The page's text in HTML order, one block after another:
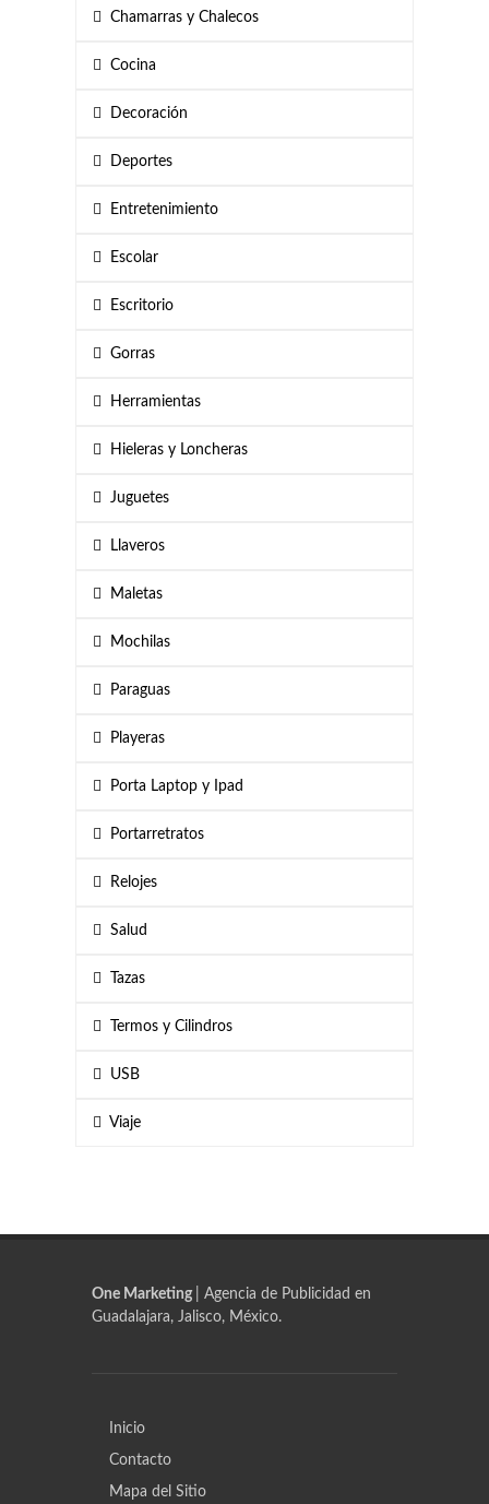
Chamarras y Chalecos
Cocina
Decoración
Deportes
Entretenimiento
Escolar
Escritorio
Gorras
Herramientas
Hieleras y Loncheras
Juguetes
Llaveros
Maletas
Mochilas
Paraguas
Playeras
Porta Laptop y Ipad
Portarretratos
Relojes
Salud
Tazas
Termos y Cilindros
USB
Viaje
One Marketing
| Agencia de Publicidad en
Guadalajara, Jalisco, México.
Inicio
Contacto
Mapa del Sitio